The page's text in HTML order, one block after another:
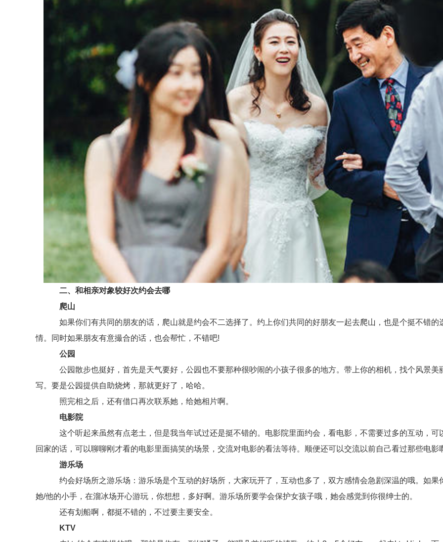
二、和相亲对象较好次约会去哪
爬山
如果你们有共同的朋友的话，爬山就是约会不二选择了。约上你们共同的好朋友一起去爬山，也是个挺不错的
情。同时如果朋友有意撮合的话，也会帮忙，不错吧!
公园
公园散步也挺好，首先是天气要好，公园也不要那种很吵闹的小孩子很多的地方。带上你的相机，找个风景美
写。要是公园提供自助烧烤，那就更好了，哈哈。
照完相之后，还有借口再次联系她，给她相片啊。
电影院
这个听起来虽然有点老土，但是我当年试过还是挺不错的。电影院里面约会，看电影，不需要过多的互动，可
回家的话，可以聊聊刚才看的电影里面搞笑的场景，交流对电影的看法等待。顺便还可以交流以前自己看过那些电影
游乐场
约会好场所之游乐场：游乐场是个互动的好场所，大家玩开了，互动也多了，双方感情会急剧深温的哦。如果
她/他的小手，在溜冰场开心游玩，你想想，多好啊。游乐场所要学会保护女孩子哦，她会感觉到你很绅士的。
还有划船啊，都挺不错的，不过要主要安全。
KTV